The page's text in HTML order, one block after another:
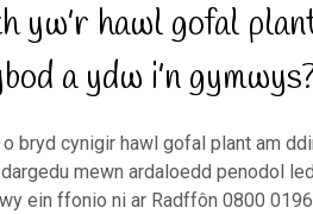
yw’r hawl gofal
a ydw i’n
o bryd cynigir hawl gofal plant am
mewn ardaloedd penodol
ein ffonio ni ar Radffôn 0800